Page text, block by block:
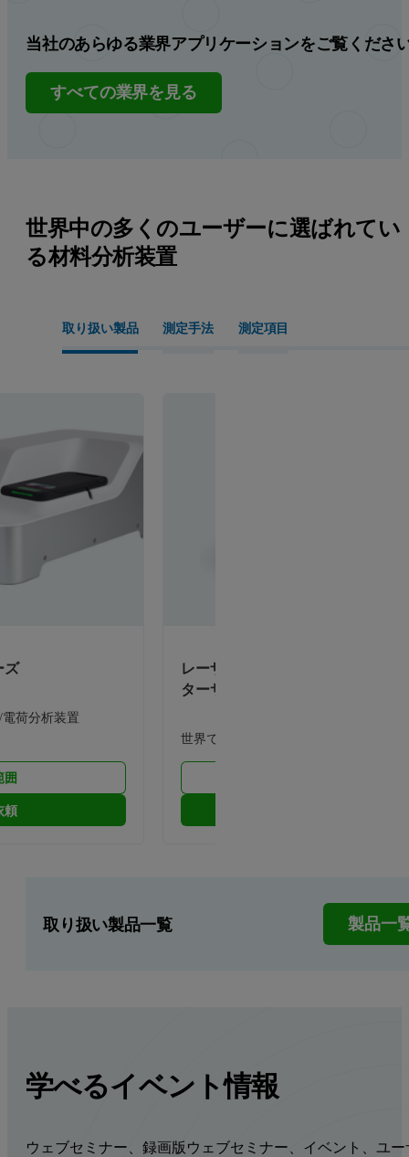
当社のあらゆる業界アプリケーションをご覧くださ
すべての業界を見る
世界中の多くのユーザーに選ばれてい
る材料分析装置
取り扱い製品 測定手法 測定項目
ズ
荷分析装置
囲
頼
レーザー回折式粒子径分布測定装
ターサイザー製品
世界で最も人気のある粒子径分析装置
取り扱い製品一覧 製品一
学べるイベント情報
ウェブセミナー、録画版ウェブセミナー、イベント、ユー